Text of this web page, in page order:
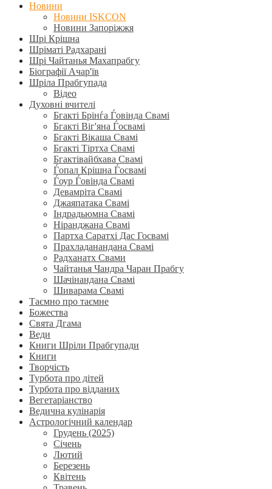
Новини
Новини ISKCON
Новини Запоріжжя
Шрі Крішна
Шріматі Радхарані
Шрі Чайтанья Махапрабгу
Біографії Ачар'їв
Шріла Прабгупада
Відео
Духовні вчителі
Бгакті Брінѓа Ѓовінда Свамі
Бгакті Віг'яна Ѓосвамі
Бгакті Вікаша Свамі
Бгакті Тіртха Свамі
Бгактівайбхава Свамі
Ѓопал Крішна Ѓосвамі
Ѓоур Ѓовінда Свамі
Девамріта Свамі
Джаяпатака Свамі
Індрадьюмна Свамі
Ніранджана Свамі
Партха Саратхі Дас Госвамі
Прахладанандана Свамі
Радханатх Свами
Чайтанья Чандра Чаран Прабгу
Шачінандана Свамі
Шиварама Свамі
Таємно про таємне
Божества
Свята Дгама
Веди
Книги Шріли Прабгупади
Книги
Творчість
Турбота про дітей
Турбота про відданих
Вегетаріанство
Ведична кулінарія
Астрологічний календар
Грудень (2025)
Січень
Лютий
Березень
Квітень